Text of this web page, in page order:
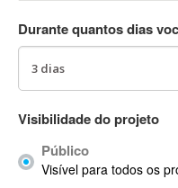
AC3
ACID Pro
ACPI
Acrobat
Durante quantos dias
Visibilidade do projeto
Público
Visível para todos os